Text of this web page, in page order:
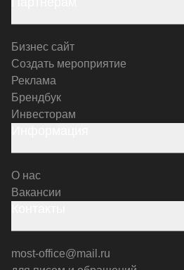
Бизнес сайт
Создать мероприятие
Реклама
Брендбук
Инвесторам
О нас
Вакансии
most-office@mail.ru